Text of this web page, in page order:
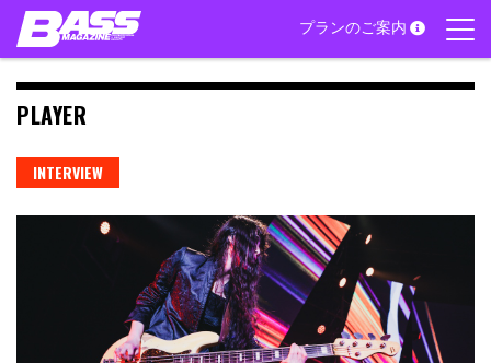
Skip
content
プランのご案内
PLAYER
INTERVIEW